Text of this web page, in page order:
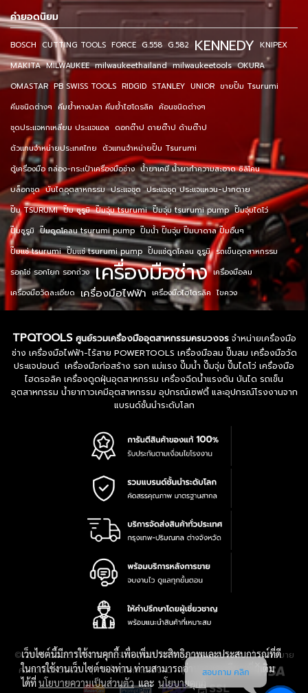
คำยอดนิยม
BOSCH CUTTING TOOLS FORCE G.558 G.582 KENNEDY KNIPEX
MAKITA MILWAUKEE milwaukeethailand milwaukeetools OKURA
OMASTAR PB SWISS TOOLS RIDGID STANLEY UNIOR ขายปั๊ม Tsurumi
คีมชนิดต่างๆ คีมย้ำหางปลา คีมย้ำไฮโดรลิค ค้อนชนิดต่างๆ
ชุดประแจหกเหลี่ยม ประแจแอล ดอกต๊าป ดายต๊าป ด้ามต๊าป
ตัวแทนจำหน่ายประเทศไทย ตัวแทนจำหน่ายปั๊ม Tsurumi
ตู้เครื่องมือ กล่อง-กระเป๋าเครื่องมือช่าง น้ำยาเคมี น้ำยาทำความสะอาด ซิลิโคน
บล็อกชุด บันไดอุตสาหกรรม ประแจชุด ประแจชุด ประแจแหวน-ปากตาย
ปั๊ม TSURUMI ปั๊ม ซูรูมิ ปั๊มจุ่ม tsurumi ปั๊มจุ่ม tsurumi pump ปั๊มจุ่มไดโว่
ปั๊มซูรูมิ ปั๊มดูดโคลน tsurumi pump ปั๊มน้ำ ปั๊มจุ่ม ปั๊มบาดาล ปั๊มอื่นๆ
ปั๊มแช่ tsurumi ปั๊มแช่ tsurumi pump ปั๊มแช่ดูดโคลน ซูรูมิ รถเข็นอุตสาหกรรม
รอกโซ่ รอกโยก รอกถ่วง เครื่องมือช่าง เครื่องมือลม
เครื่องมือวัดละเอียด เครื่องมือไฟฟ้า เครื่องมือไฮโดรลิค ไขควง
TPQTOOLS ศูนย์รวมเครื่องมืออุตสาหกรรมครบวงจรจำหน่ายเครื่องมือ
ช่าง เครื่องมือไฟฟ้า-ไร้สาย POWERTOOLS เครื่องมือลม ปั๊มลม เครื่องมือวัด
ประแจปอนด์ เครื่องมือก่อสร้าง รอก แม่แรง ปั๊มน้ำ ปั๊มจุ่ม ปั๊มไดโว่ เครื่องมือ
ไฮดรอลิค เครื่องดูดฝุ่นอุตสาหกรรม เครื่องฉีดน้ำแรงดัน บันได รถเข็น
อุตสาหกรรม น้ำยากาวเคมีอุตสาหกรรม อุปกรณ์เซฟตี้ และอุปกรณ์โรงงานจาก
แบรนด์ชั้นนำระดับโลก
© 2016-2028 TPQTOOLS Co., Ltd. All Rights Reserved.|นโยบาย
ความเป็นส่วนตัว|เงื่อนไขการใช้งาน| แผนที่สินค้า
เว็บไซต์นี้มีการใช้งานคุกกี้ เพื่อเพิ่มประสิทธิภาพและประสบการณ์ที่ดี
ในการใช้งานเว็บไซต์ของท่าน ท่านสามารถอ่านรายละเอียดเพิ่มเติม
ได้ที่นโยบายความเป็นส่วนตัวและ นโยบายคุกกี้
สอบถาม คลิก